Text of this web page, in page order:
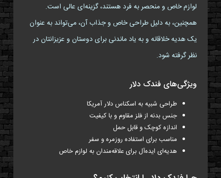
لوازم خاص و منحصر به فرد هستند، گزینه‌ای عالی است.
همچنین، به دلیل طراحی خاص و جذاب آن، می‌تواند به عنوان
یک هدیه خلاقانه و به یاد ماندنی برای دوستان و عزیزانتان در
نظر گرفته شود.
ویژگی‌های فندک دلار
طراحی شبیه به اسکناس دلار آمریکا
جنس بدنه از فلز مقاوم و با کیفیت
اندازه کوچک و قابل حمل
مناسب برای استفاده روزمره و سفر
هدیه‌ای ایده‌آل برای علاقه‌مندان به لوازم خاص